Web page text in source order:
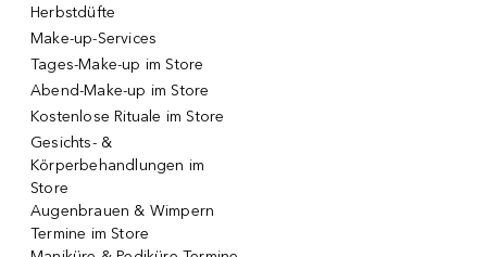
Herbstdüfte
Make-up-Services
Tages-Make-up im Store
Abend-Make-up im Store
Kostenlose Rituale im Store
Gesichts- &
Körperbehandlungen im
Store
Augenbrauen & Wimpern
Termine im Store